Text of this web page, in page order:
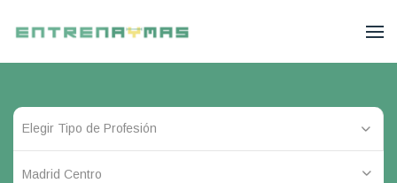
Madrid Centro